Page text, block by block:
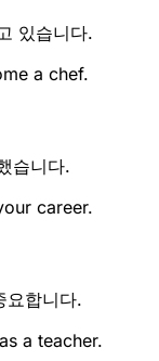
있습니다.
a chef.
습니다.
career.
요합니다.
a teacher.